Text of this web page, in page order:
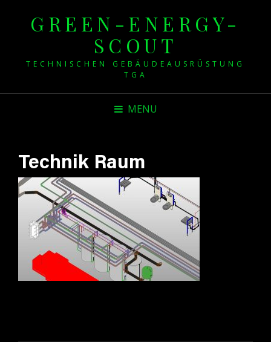
GREEN-ENERGY-
SCOUT
TECHNISCHEN GEBÄUDEAUSRÜSTUNG
TGA
MENU
Technik Raum